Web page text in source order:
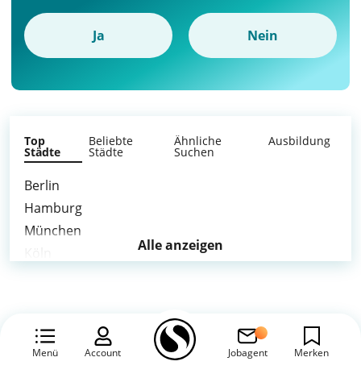
Menü Account Jobagent Merken
Ja Nein
Top
Städte
Beliebte
Städte
Ähnliche
Suchen
Ausbildung
Berlin
Hamburg
München
Leipzig
Alle anzeigen